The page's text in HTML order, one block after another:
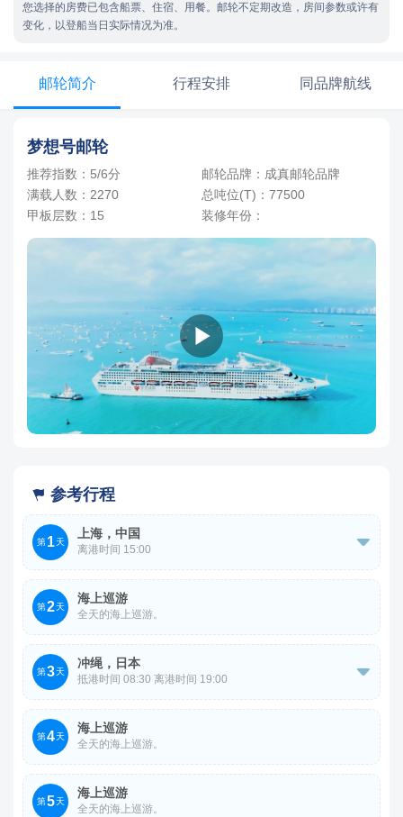
四人间 - +
3人入住，人均单价
/人 - 0 间 +
4人入住，人均单价
￥/人 - 0
您选择的房费已包含船票、住宿、用餐。邮轮不定期改造，房间参数或许有
变化，以登船当日实际情况为准。
邮轮简介 行程安排 同品牌航线
梦想号邮轮
推荐指数：5/6分
邮轮品牌：成真邮轮品牌
满载人数：2270
总吨位(T)：77500
甲板层数：15
装修年份：
 参考行程
第 1天
上海，中国
离港时间 15:00

船手续，通过安检与海关后，使用房卡登船，即可开启海上
邮轮之旅。
码头地址：上海吴淞口国际邮轮码头 上海市宝山区吴淞口
宝杨路1号
第2天
海上巡游
全天的海上巡游。
第3天
冲绳，日本
抵港时间 08:30 离港时间 19:00

第4天
海上巡游
全天的海上巡游。
第5天
海上巡游
全天的海上巡游。